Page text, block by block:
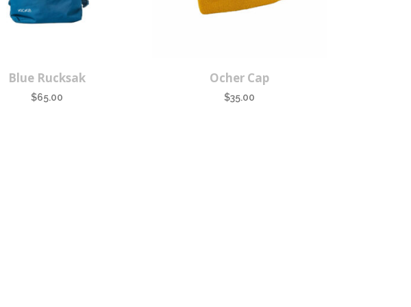
Blue Rucksak
$65.00
Ocher Cap
$35.00